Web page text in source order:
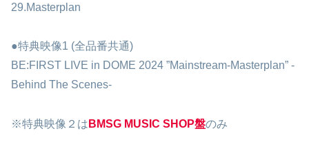
29.Masterplan
●特典映像1 (全品番共通)
BE:FIRST LIVE in DOME 2024 ”Mainstream-Masterplan” -
Behind The Scenes-
※特典映像２は BMSG MUSIC SHOP盤のみ